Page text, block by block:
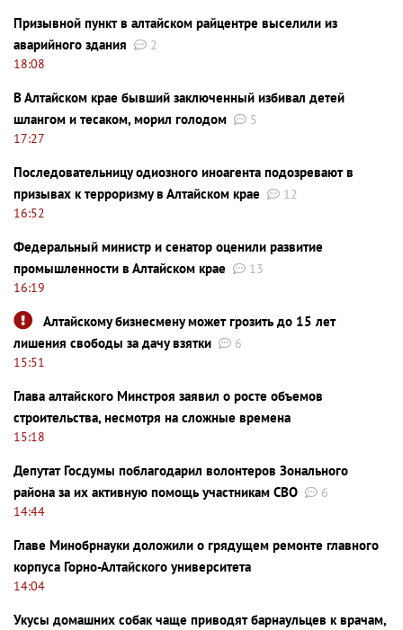
Призывной пункт в алтайском райцентре выселили из
аварийного здания
2
18:08
В Алтайском крае бывший заключенный избивал детей
шлангом и тесаком, морил голодом
5
17:27
Последовательницу одиозного иноагента подозревают в
призывах к терроризму в Алтайском крае
12
16:52
Федеральный министр и сенатор оценили развитие
промышленности в Алтайском крае
13
16:19
Алтайскому бизнесмену может грозить до 15 лет
лишения свободы за дачу взятки
6
15:51
Глава алтайского Минстроя заявил о росте объемов
строительства, несмотря на сложные времена
15:18
Депутат Госдумы поблагодарил волонтеров Зонального
района за их активную помощь участникам СВО
6
14:44
Главе Минобрнауки доложили о грядущем ремонте главного
корпуса Горно-Алтайского университета
14:04
Укусы домашних собак чаще приводят барнаульцев к врачам,